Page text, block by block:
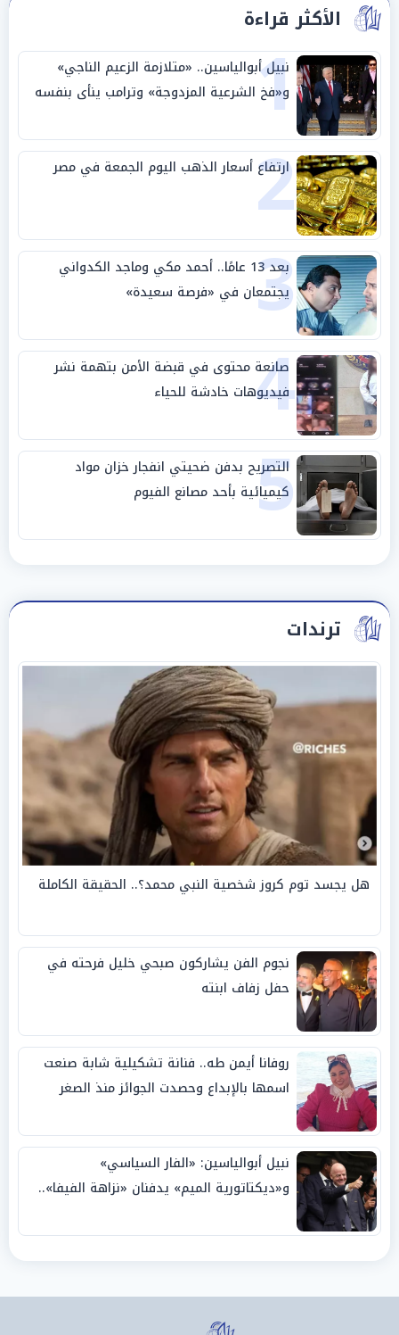
الأكثر قراءة
1
نبيل أبوالياسين.. «متلازمة الزعيم الناجي»
و«فخ الشرعية المزدوجة» وترامب ينأى بنفسه
وحليفه في «ميتم استراتيجي»
2
ارتفاع أسعار الذهب اليوم الجمعة في مصر
3 بعد 13 عامًا.. أحمد مكي وماجد الكدواني
يجتمعان في «فرصة سعيدة»
4
صانعة محتوى في قبضة الأمن بتهمة نشر
فيديوهات خادشة للحياء
5
التصريح بدفن ضحيتي انفجار خزان مواد
كيميائية بأحد مصانع الفيوم
ترندات
هل يجسد توم كروز شخصية النبي محمد؟.. الحقيقة الكاملة
نجوم الفن يشاركون صبحي خليل فرحته في
حفل زفاف ابنته
روفانا أيمن طه.. فنانة تشكيلية شابة صنعت
اسمها بالإبداع وحصدت الجوائز منذ الصغر
نبيل أبوالياسين: «الفار السياسي»
و«ديكتاتورية الميم» يدفنان «نزاهة الفيفا»..